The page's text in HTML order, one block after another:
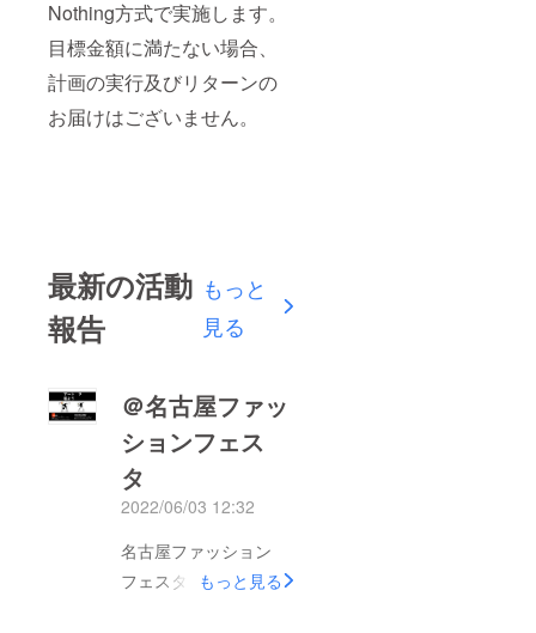
Nothing方式で実施します。
目標金額に満たない場合、
計画の実行及びリターンの
お届けはございません。
最新の活動
報告
もっと
見る
＠名古屋ファッ
ションフェス
タ
2022/06/03 12:32
名古屋ファッション
フェスタにてもっと見る